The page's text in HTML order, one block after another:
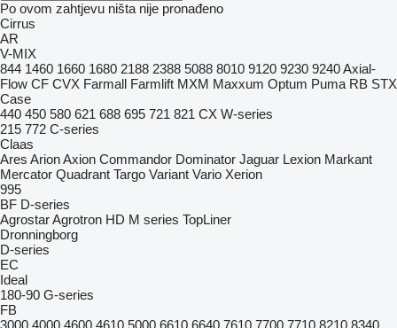
Po ovom zahtjevu ništa nije pronađeno
Cirrus
AR
V-MIX
844 1460 1660 1680 2188 2388 5088 8010 9120 9230 9240Axial-
Flow CF CVX Farmall Farmlift MXM Maxxum Optum Puma RB STX
Case
440 450 580 621 688 695 721 821 CX W-series
215 772 C-series
Claas
Ares ArionAxion Commandor Dominator Jaguar Lexion Markant
Mercator Quadrant Targo Variant Vario Xerion
995
BF D-series
AgrostarAgrotron HD M series TopLiner
Dronningborg
D-series
EC
Ideal
180-90 G-series
FB
3000 4000 4600 4610 5000 6610 6640 7610 7700 7710 8210 8340